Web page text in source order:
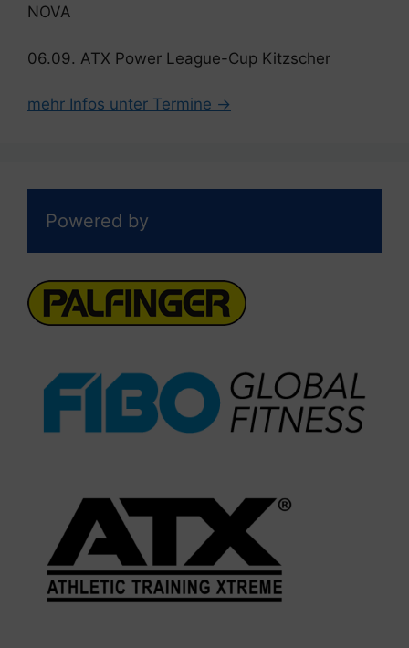
NOVA
06.09. ATX Power League-Cup Kitzscher
mehr Infos unter Termine →
Powered by